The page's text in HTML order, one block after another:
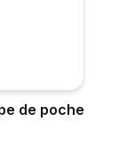
de poche